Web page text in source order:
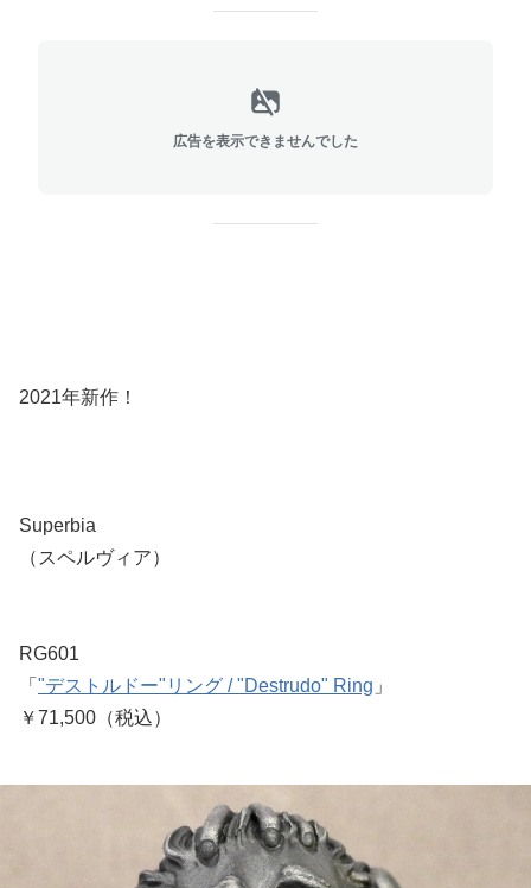
広告を表示できませんでした
2021年新作！
Superbia
（スペルヴィア）
RG601
「 "デストルドー"リング / "Destrudo" Ring 」
￥71,500（税込）